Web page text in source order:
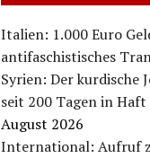
Italien: 1.000 Euro
antifaschistisches
Syrien: Der kurdische
seit 200 Tagen in
August 2026
International: Aufruf